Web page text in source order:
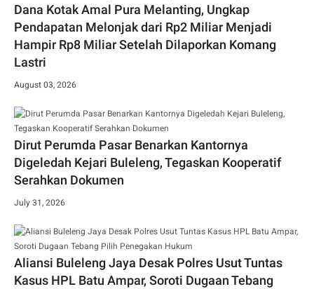
Dana Kotak Amal Pura Melanting, Ungkap
Pendapatan Melonjak dari Rp2 Miliar Menjadi
Hampir Rp8 Miliar Setelah Dilaporkan Komang
Lastri
August 03, 2026
Dirut Perumda Pasar Benarkan Kantornya
Digeledah Kejari Buleleng, Tegaskan Kooperatif
Serahkan Dokumen
July 31, 2026
Aliansi Buleleng Jaya Desak Polres Usut Tuntas
Kasus HPL Batu Ampar, Soroti Dugaan Tebang